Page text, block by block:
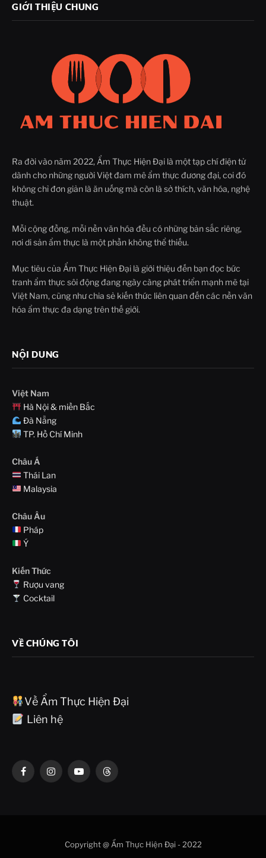
GIỚI THIỆU CHUNG
Ra đời vào năm 2022, Ẩm Thực Hiện Đại là một tạp chí điện tử
dành cho những người Việt đam mê ẩm thực đương đại, coi đó
không chỉ đơn giản là ăn uống mà còn là sở thích, văn hóa, nghệ
thuật.
Mỗi cộng đồng, mỗi nền văn hóa đều có những bản sắc riêng,
nơi di sản ẩm thực là một phần không thể thiếu.
Mục tiêu của Ẩm Thực Hiện Đại là giới thiệu đến bạn đọc bức
tranh ẩm thực sôi động đang ngày càng phát triển mạnh mẽ tại
Việt Nam, cũng như chia sẻ kiến thức liên quan đến các nền văn
hóa ẩm thực đa dạng trên thế giới.
NỘI DUNG
Việt Nam
Hà Nội & miền Bắc
Đà Nẵng
TP. Hồ Chí Minh
Châu Á
Thái Lan
Malaysia
Châu Âu
Pháp
Ý
Kiến Thức
Rượu vang
Cocktail
VỀ CHÚNG TÔI
Về Ẩm Thực Hiện Đại
Liên hệ
FacebookInstagramYouTubeThreads
Copyright @ Ẩm Thực Hiện Đại - 2022